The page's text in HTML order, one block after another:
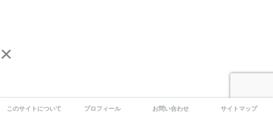
×
このサイトについて プロフィール お問い合わせ サイトマップ